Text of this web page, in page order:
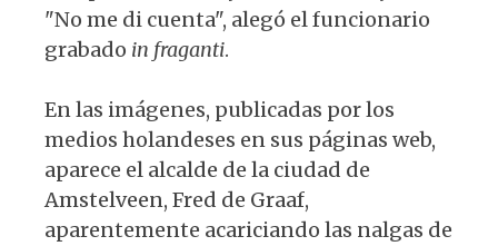
"No me di cuenta", alegó el funcionario
grabado in fraganti.
En las imágenes, publicadas por los
medios holandeses en sus páginas web,
aparece el alcalde de la ciudad de
Amstelveen, Fred de Graaf,
aparentemente acariciando las nalgas de